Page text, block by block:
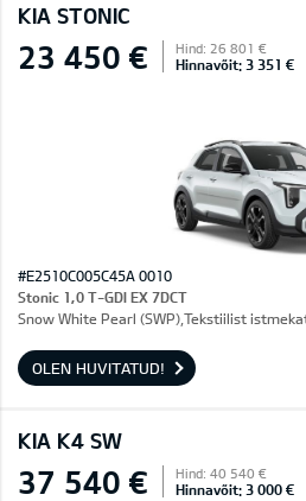
KIA STONIC
23 450 € Hind: 26 801 €
Hinnavõit: 3 351 €
#E2510C005C45A 0010
Stonic 1,0 T-GDI EX 7DCT
Snow White Pearl (SWP),Tekstiilist
OLEN HUVITATUD!
KIA K4 SW
37 540 € Hind: 40 540 €
Hinnavõit: 3 000 €